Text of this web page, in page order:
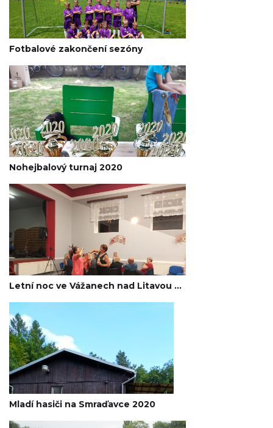
Fotbalové zakončení sezóny
Nohejbalový turnaj 2020
Letní noc ve Vážanech nad Litavou 2020
Mladí hasiči na Smraďavce 2020